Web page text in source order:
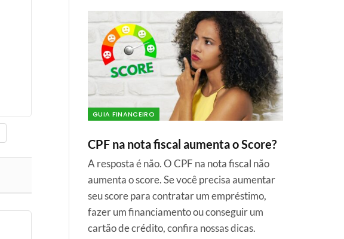
GUIA FINANCEIRO
CPF na nota fiscal aumenta o Score?
A resposta é não. O CPF na nota fiscal não
aumenta o score. Se você precisa aumentar
seu score para contratar um empréstimo,
fazer um financiamento ou conseguir um
cartão de crédito, confira nossas dicas.